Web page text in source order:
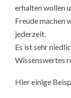
erhalten wollen
Freude machen
jederzeit.
Es ist sehr
Wissenswertes
Hier einige